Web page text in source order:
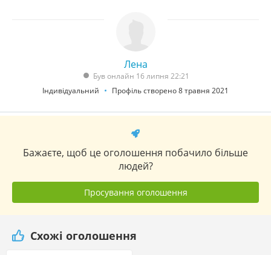
Лена
Був онлайн 16 липня 22:21
Індивідуальний
Профіль створено 8 травня 2021
Бажаєте, щоб це оголошення побачило більше
людей?
Просування оголошення
Схожі оголошення